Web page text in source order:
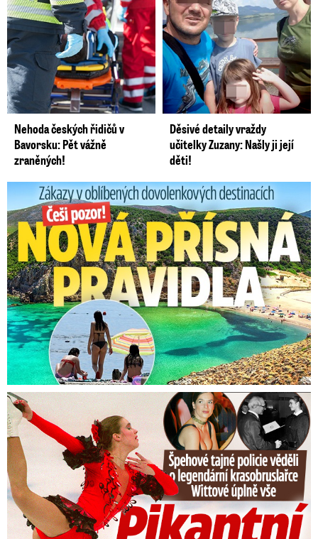
nejdřív vyběhla tribuna, pak další,“řekla
předsedkyně.
Kdo stavěl halu se spadlou
střechou? Firma silně
krajem
Nehoda českých řidičů v
Bavorsku: Pět vážně
zraněných!
Děsivé detaily vraždy
učitelky Zuzany: Našly ji její
děti!
Zákazy v dovolenkových rájích: Restrikce proti naháčům!
Tajná policie špehovala krasobruslařku Wittovou: Pikantní ...